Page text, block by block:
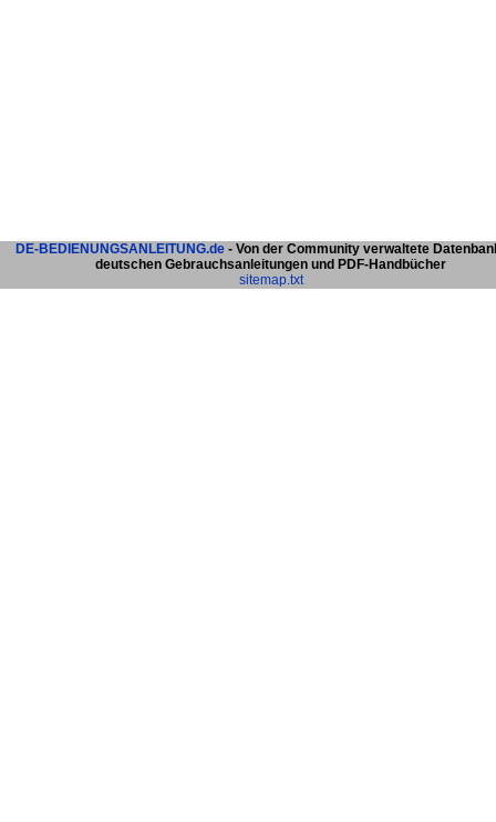
DE-BEDIENUNGSANLEITUNG.de - Von der Community verwaltete
deutschen Gebrauchsanleitungen und PDF-Handbücher
sitemap.txt